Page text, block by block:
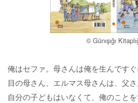
© Günışığı
俺はセファ。母さんは俺を生んです
目の母さん、エルマス母さんは、父
自分の子どもはいなくて、俺のこと